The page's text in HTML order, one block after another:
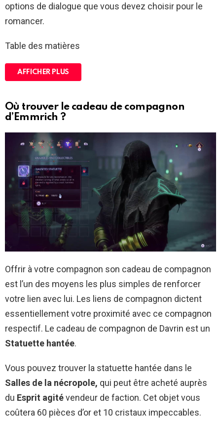
options de dialogue que vous devez choisir pour le
romancer.
Table des matières
AFFICHER PLUS
Où trouver le cadeau de compagnon
d’Emmrich ?
Offrir à votre compagnon son cadeau de compagnon
est l’un des moyens les plus simples de renforcer
votre lien avec lui. Les liens de compagnon dictent
essentiellement votre proximité avec ce compagnon
respectif. Le cadeau de compagnon de Davrin est un
Statuette hantée.
Vous pouvez trouver la statuette hantée dans le
Salles de la nécropole, qui peut être acheté auprès
du Esprit agitévendeur de faction. Cet objet vous
coûtera 60 pièces d’or et 10 cristaux impeccables.